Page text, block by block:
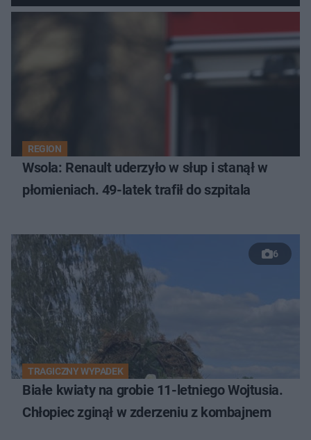
REGION
Wsola: Renault uderzyło w słup i stanął w
płomieniach. 49-latek trafił do szpitala
6
TRAGICZNY WYPADEK
Białe kwiaty na grobie 11-letniego Wojtusia.
Chłopiec zginął w zderzeniu z kombajnem